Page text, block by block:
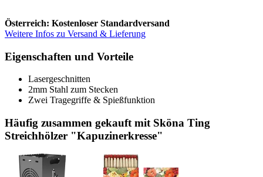
Österreich: Kostenloser Standardversand
Weitere Infos zu Versand & Lieferung
Eigenschaften und Vorteile
Lasergeschnitten
2mm Stahl zum Stecken
Zwei Tragegriffe & Spießfunktion
Häufig zusammen gekauft mit Sköna Ting
Streichhölzer "Kapuzinerkresse"